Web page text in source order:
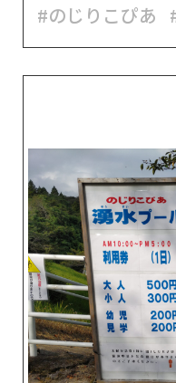
#のじりこぴあ